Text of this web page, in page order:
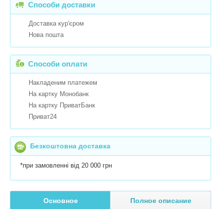
Способи доставки
Доставка кур'єром
Нова пошта
Способи оплати
Накладеним платежем
На картку Монобанк
На картку ПриватБанк
Приват24
Безкоштовна доставка
*при замовленні від 20 000 грн
Основное Полное описание